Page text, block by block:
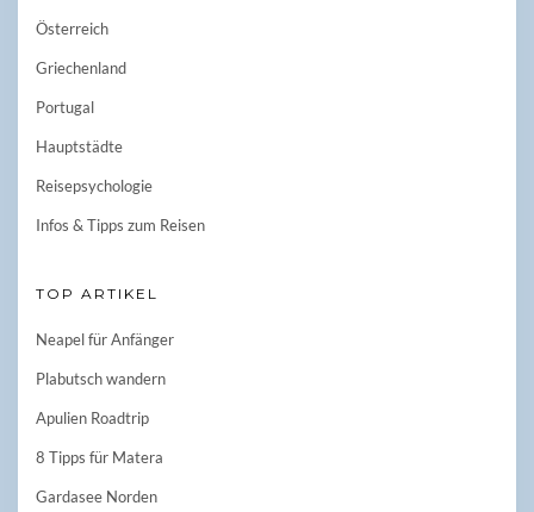
Österreich
Griechenland
Portugal
Hauptstädte
Reisepsychologie
Infos & Tipps zum Reisen
TOP ARTIKEL
Neapel für Anfänger
Plabutsch wandern
Apulien Roadtrip
8 Tipps für Matera
Gardasee Norden